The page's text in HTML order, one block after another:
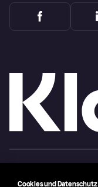
Cookies und Datenschutz